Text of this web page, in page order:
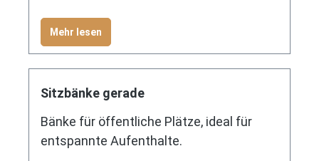
Mehr lesen
Sitzbänke gerade
Bänke für öffentliche Plätze, ideal für
entspannte Aufenthalte.